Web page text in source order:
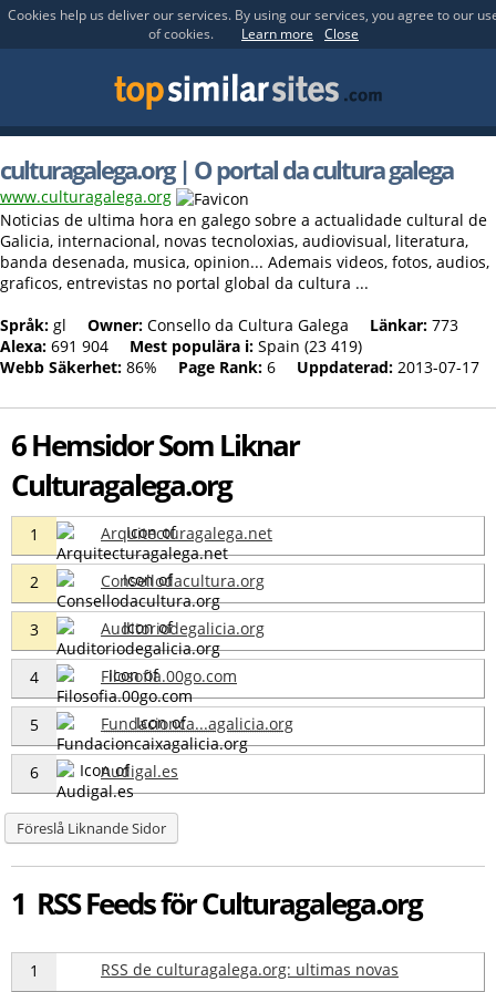
Cookies help us deliver our services. By using our services, you agree to our
of cookies.
Learn more Close
culturagalega.org | O portal da cultura galega
www.culturagalega.org
Noticias de ultima hora en galego sobre a actualidade cultural de
Galicia, internacional, novas tecnoloxias, audiovisual, literatura,
banda desenada, musica, opinion... Ademais videos, fotos, audios,
graficos, entrevistas no portal global da cultura ...
Språk: gl Owner: Consello da Cultura Galega Länkar: 773
Alexa: 691 904 Mest populära i: Spain (23 419)
Webb Säkerhet: 86% Page Rank: 6 Uppdaterad: 2013-07-17
6 Hemsidor Som Liknar
Culturagalega.org
1 Arquitecturagalega.net
2 Consellodacultura.org
3 Auditoriodegalicia.org
4 Filosofia.00go.com
5 Fundacionca...agalicia.org
6 Audigal.es
Föreslå Liknande Sidor
1 RSS Feeds för Culturagalega.org
1 RSS de culturagalega.org: ultimas novas